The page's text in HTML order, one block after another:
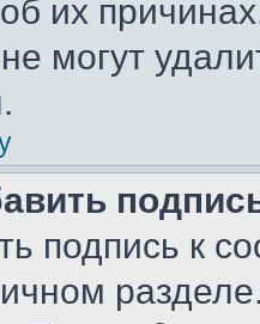
их
могут
подпись к